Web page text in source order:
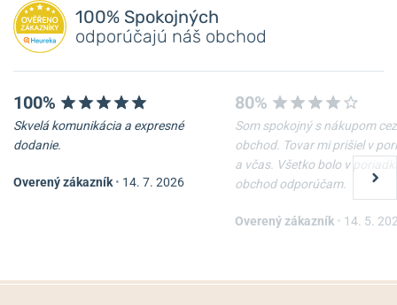
Pridať dotaz
Box na hodinky Heisse &
288 €
Puzdro hodiniek Helveti
12 €
100% Spokojných
odporúčajú náš obchod
100%
Skvelá komunikácia a expresné
dodanie.
Overený zákazník • 14. 7. 2026
80%
Som spokojný s nákupom cez
obchod. Tovar mi prišiel v
a včas. Všetko bolo v
obchod odporúčam.
Overený zákazník • 14. 5.